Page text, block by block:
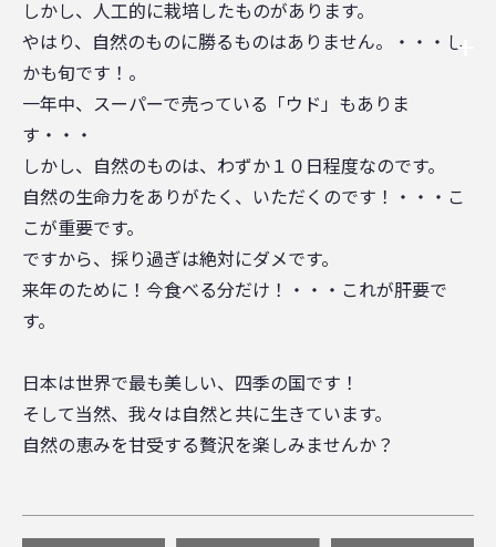
しかし、人工的に栽培したものがあります。
やはり、自然のものに勝るものはありません。・・・し
かも旬です！。
一年中、スーパーで売っている「ウド」もありま
す・・・
しかし、自然のものは、わずか１０日程度なのです。
自然の生命力をありがたく、いただくのです！・・・こ
こが重要です。
ですから、採り過ぎは絶対にダメです。
来年のために！今食べる分だけ！・・・これが肝要で
す。
日本は世界で最も美しい、四季の国です！
そして当然、我々は自然と共に生きています。
自然の恵みを甘受する贅沢を楽しみませんか？